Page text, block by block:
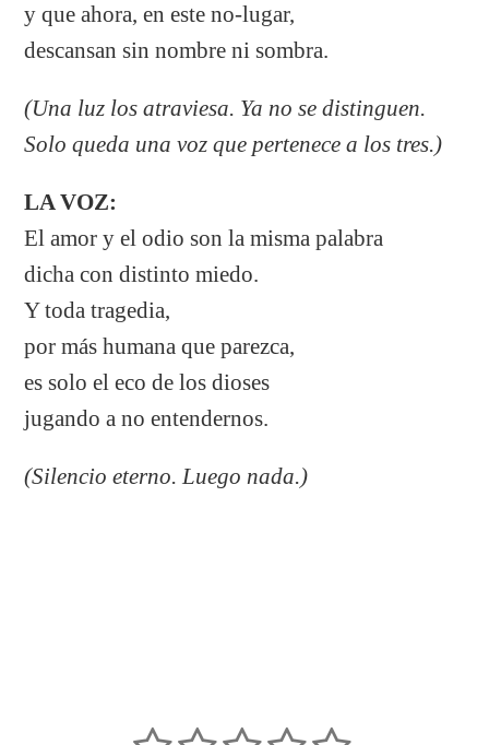
y que ahora, en este no-lugar,
descansan sin nombre ni sombra.
(Una luz los atraviesa. Ya no se distinguen.
Solo queda una voz que pertenece a los tres.)
LA VOZ:
El amor y el odio son la misma palabra
dicha con distinto miedo.
Y toda tragedia,
por más humana que parezca,
es solo el eco de los dioses
jugando a no entendernos.
(Silencio eterno. Luego nada.)